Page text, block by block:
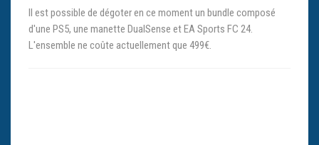
Il est possible de dégoter en ce moment un bundle composé
d'une PS5, une manette DualSense et EA Sports FC 24.
L'ensemble ne coûte actuellement que 499€.